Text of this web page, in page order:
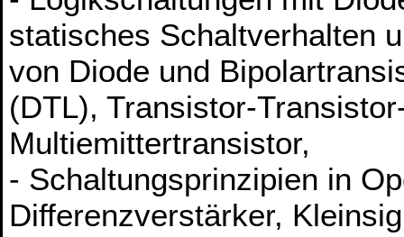
statisches Schaltverhalten
von Diode und
(DTL), Transistor-
Multiemittertransistor,
- Schaltungsprinzipien in
Differenzverstärker,